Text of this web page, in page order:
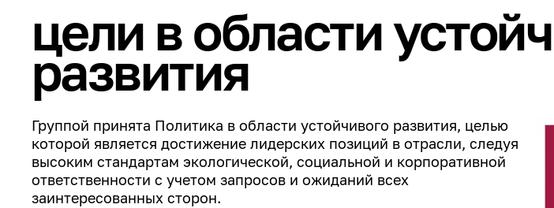
цели в области
развития
Группой принята Политика в области устойчивого развития, целью
которой является достижение лидерских позиций в отрасли, следуя
высоким стандартам экологической, социальной и корпоративной
ответственности с учетом запросов и ожиданий всех
заинтересованных сторон.